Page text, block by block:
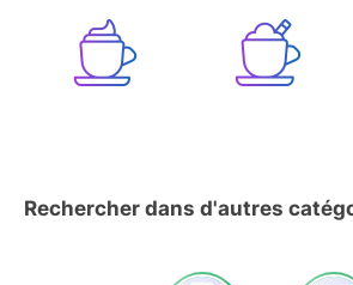
Rechercher dans d'autres